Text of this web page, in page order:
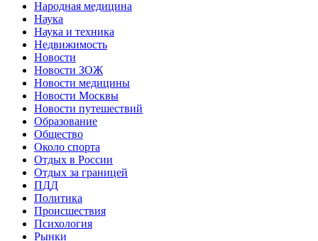
Народная медицина
Наука
Наука и техника
Недвижимость
Новости
Новости ЗОЖ
Новости медицины
Новости Москвы
Новости путешествий
Образование
Общество
Около спорта
Отдых в России
Отдых за границей
ПДД
Политика
Происшествия
Психология
Рынки